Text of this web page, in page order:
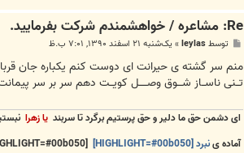
Re: مشاعره / خواهشمندم شرکت بفرماييد.
ت
توسطleylas
» یک‌شنبه ۲۱ اسفند ۱۳۹۰, ۷:۰۱ ب.ظ
منم سر گشته ی حیرانت ای دوست کنم یکباره جان
تــنی ناســاز شـــوق وصـــــل کویــت دهم سر بر سر
ای دشمن حق ما دلیر و حق پرستیم برگرد تا سربند یا زهرا
آماده ینبرد [HIGHLIGHT=#00b050] [HIGHLIGHT=#00b050]و [HIGHLIGHT=#f2f2f2]پ